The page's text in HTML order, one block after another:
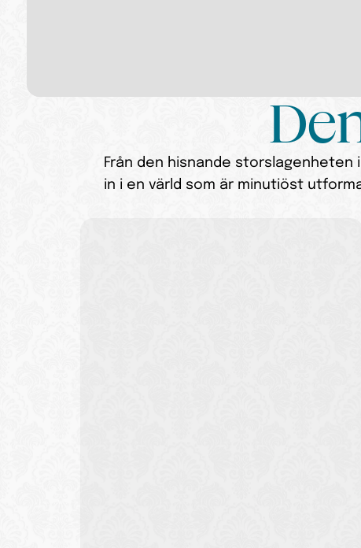
Från den hisnande
in i en värld som är minutiöst